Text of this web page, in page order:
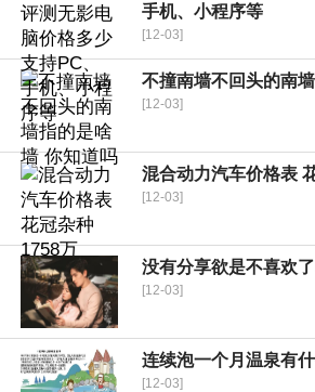
手机、小程序等
[12-03]
不撞南墙不回头的南
[12-03]
混合动力汽车价格表
[12-03]
没有分享欲是不喜欢
[12-03]
连续泡一个月温泉有
[12-03]